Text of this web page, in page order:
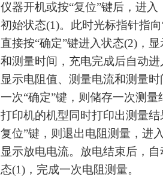
仪器开机或按“复位”键后，进入
初始状态(1)。此时光标指针指向
直接按“确定”键进入状态(2)，
和测量时间，充电完成后自动进
显示电阻值、测量电流和测量
一次“确定”键，则储存一次测量
打印机的机型同时打印出测量
复位”键，则退出电阻测量，进
显示放电电流。放电结束后，
态(1)，完成一次电阻测量。